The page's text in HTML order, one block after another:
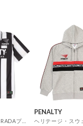
PENALTY